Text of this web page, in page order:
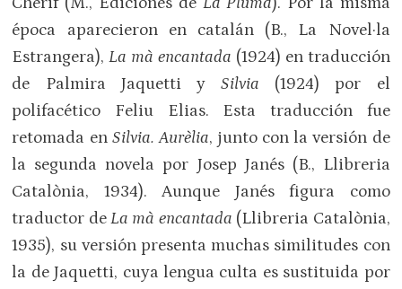
época aparecieron en catalán (B., La Novel·la
Estrangera),La mà encantada (1924) en traducción
de Palmira Jaquetti ySilvia (1924) por el
polifacético Feliu Elias. Esta traducción fue
retomada en Silvia. Aurèlia, junto con la versión de
la segunda novela por Josep Janés (B., Llibreria
Catalònia, 1934). Aunque Janés figura como
traductor deLa mà encantada (Llibreria Catalònia,
1935), su versión presenta muchas similitudes con
la de Jaquetti, cuya lengua culta es sustituida por